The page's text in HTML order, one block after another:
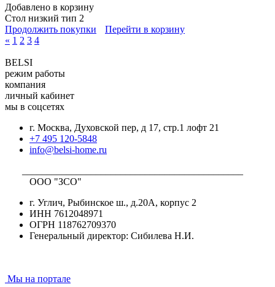
Добавлено в корзину
Стол низкий тип 2
Продолжить покупки
Перейти в корзину
« 1 2 3 4
BELSI
режим работы
компания
личный кабинет
мы в соцсетях
г. Москва, Духовской пер, д 17, стр.1 лофт 21
+7 495 120-5848
info@belsi-home.ru
ООО "ЗСО"
г. Углич, Рыбинское ш., д.20А, корпус 2
ИНН 7612048971
ОГРН 118762709370
Генеральный директор: Сибилева Н.И.
Мы на портале